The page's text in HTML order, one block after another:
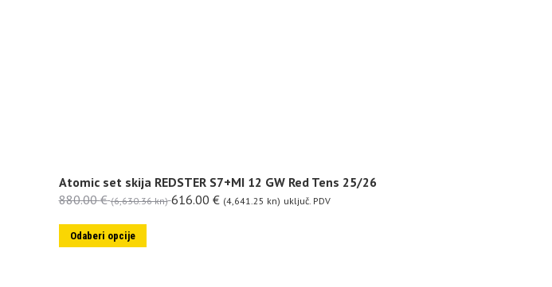
Atomic set skija REDSTER S7+MI 12 GW Red Tens 25/26
880.00€ (6,630.36 kn) 616.00 € (4,641.25 kn) uključ. PDV
Odaberi opcije